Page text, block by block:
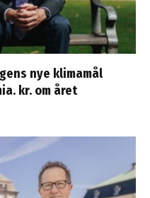
nye klimamål
kr. om året